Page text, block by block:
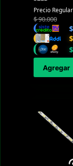
Precio
$90.000
$
$
$
Agregar